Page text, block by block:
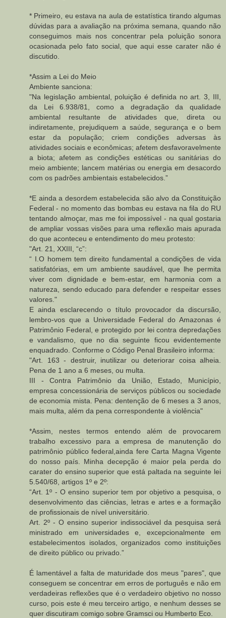
* Primeiro, eu estava na aula de estatística tirando algumas
dúvidas para a avaliação na próxima semana, quando não
conseguimos mais nos concentrar pela poluição sonora
ocasionada pelo fato social, que aqui esse carater não é
discutido.
*Assim a Lei do Meio
Ambiente sanciona:
"Na legislação ambiental, poluição é definida no art. 3, III,
da Lei 6.938/81, como a degradação da qualidade
ambiental resultante de atividades que, direta ou
indiretamente, prejudiquem a saúde, segurança e o bem
estar da população; criem condições adversas às
atividades sociais e econômicas; afetem desfavoravelmente
a biota; afetem as condições estéticas ou sanitárias do
meio ambiente; lancem matérias ou energia em desacordo
com os padrões ambientais estabelecidos.”
*E ainda a desordem estabelecida são alvo da Constituição
Federal - no momento das bombas eu estava na fila do RU
tentando almoçar, mas me foi impossível - na qual gostaria
de ampliar vossas visões para uma reflexão mais apurada
do que aconteceu e entendimento do meu protesto:
"Art. 21, XXIII, “c”:
“ I.O homem tem direito fundamental a condições de vida
satisfatórias, em um ambiente saudável, que lhe permita
viver com dignidade e bem-estar, em harmonia com a
natureza, sendo educado para defender e respeitar esses
valores."
E ainda esclarecendo o título provocador da discursão,
lembro-vos que a Universidade Federal do Amazonas é
Patrimônio Federal, e protegido por lei contra depredações
e vandalismo, que no dia seguinte ficou evidentemente
enquadrado. Conforme o Código Penal Brasileiro informa:
"Art. 163 - destruir, inutilizar ou deteriorar coisa alheia.
Pena de 1 ano a 6 meses, ou multa.
III - Contra Patrimônio da União, Estado, Município,
empresa concessionária de serviços públicos ou sociedade
de economia mista. Pena: dentenção de 6 meses a 3 anos,
mais multa, além da pena correspondente à violência"
*Assim, nestes termos entendo além de provocarem
trabalho excessivo para a empresa de manutenção do
patrimônio público federal,ainda fere Carta Magna Vigente
do nosso país. Minha decepção é maior pela perda do
carater do ensino superior que está paltada na seguinte lei
5.540/68, artigos 1º e 2º:
“Art. 1º - O ensino superior tem por objetivo a pesquisa, o
desenvolvimento das ciências, letras e artes e a formação
de profissionais de nível universitário.
Art. 2º - O ensino superior indissociável da pesquisa será
ministrado em universidades e, excepcionalmente em
estabelecimentos isolados, organizados como instituições
de direito público ou privado.”
É lamentável a falta de maturidade dos meus "pares", que
conseguem se concentrar em erros de português e não em
verdadeiras reflexões que é o verdadeiro objetivo no nosso
curso, pois este é meu terceiro artigo, e nenhum desses se
quer discutiram comigo sobre Gramsci ou Humberto Eco.